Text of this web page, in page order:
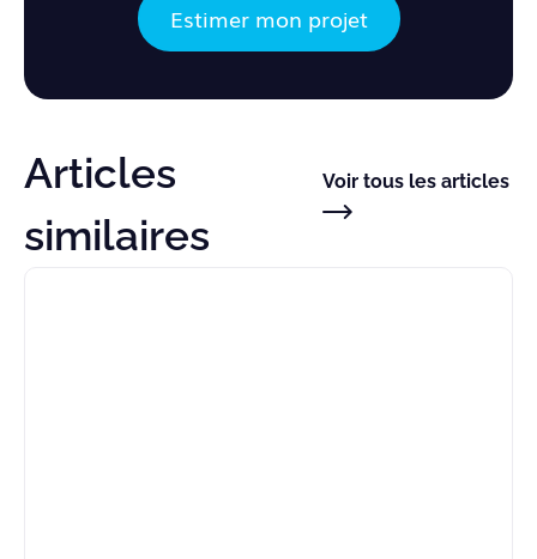
Estimer mon projet
Articles
similaires
Voir tous les articles